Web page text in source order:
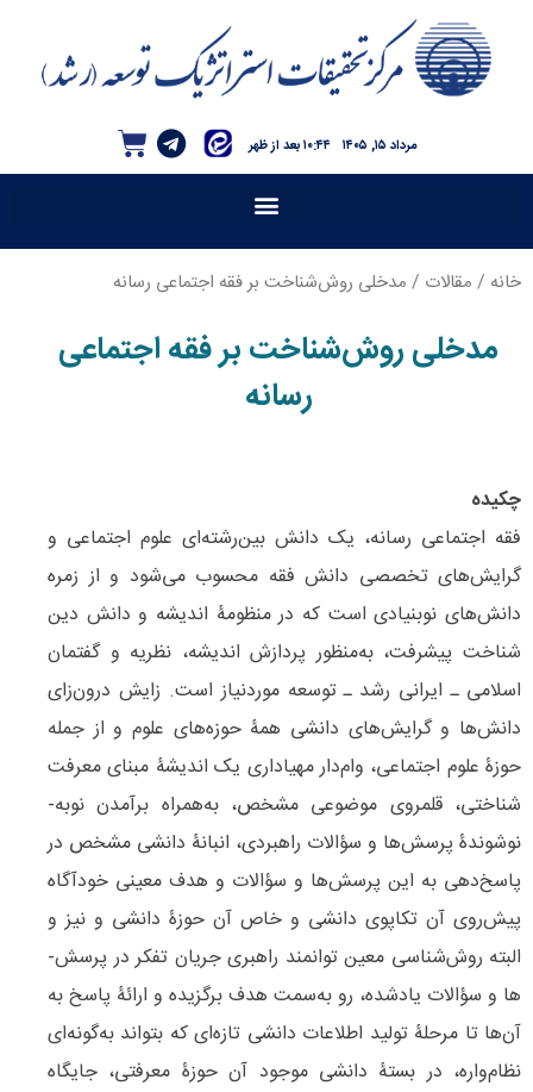
۱۰:۴۴ بعد از ظهر مرداد ۱۵, ۱۴۰۵
خانه / مقالات / مدخلی روش‌شناخت بر فقه اجتماعی رسانه
مدخلی روش‌شناخت بر فقه اجتماعی
رسانه
چکیده
فقه اجتماعی رسانه، یک دانش بین‌­رشته­‌ای علوم اجتماعی و
گرایش‌­های تخصصی دانش فقه محسوب می­‌شود و از زمره
دانش‌­های نوبنیادی است که در منظومۀ اندیشه و دانش دین­‌
شناخت پیشرفت، به‌منظور پردازش اندیشه، نظریه و گفتمان
اسلامی ـ ایرانی رشد ـ توسعه موردنیاز است. زایش درون‌زای
دانش­‌ها و گرایش­‌های دانشی همۀ حوزه­‌های علوم و از جمله
حوزۀ علوم اجتماعی، وام‌دار مهیاداری یک اندیشۀ مبنای معرفت­‌
شناختی، قلمروی موضوعی مشخص، به‌همراه برآمدن نوبه‌­
نوشوندۀ پرسش‌­ها و سؤالات راهبردی، انبانۀ دانشی مشخص در
پاسخ‌­دهی به این پرسش‌­ها و سؤالات و هدف معینی خودآگاه
پیش‌­روی آن تکاپوی دانشی و خاص آن حوزۀ دانشی و نیز و
البته روش‌­شناسی معین توانمند راهبری جریان تفکر در پرسش‌­
ها و سؤالات یادشده، رو به‌سمت هدف برگزیده و ارائۀ پاسخ به
آن‌­ها تا مرحلۀ تولید اطلاعات دانشی تازه‌­ای که بتواند به‌گونه‌­ای
نظام­‌واره، در بستۀ دانشی موجود آن حوزۀ معرفتی، جایگاه